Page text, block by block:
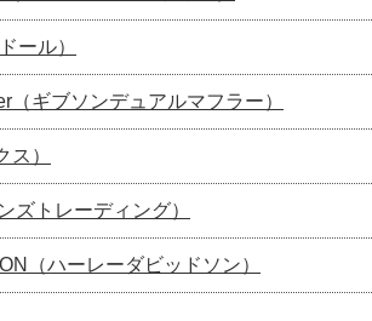
ール）
（ギブソンデュアルマフラー）
）
ズトレーディング）
（ハーレーダビッドソン）